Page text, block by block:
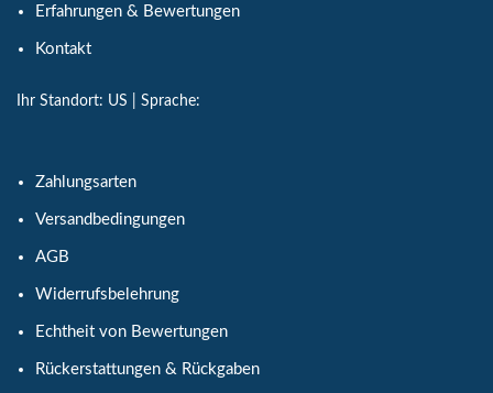
Erfahrungen & Bewertungen
Kontakt
Ihr Standort: US | Sprache:
Zahlungsarten
Versandbedingungen
AGB
Widerrufsbelehrung
Echtheit von Bewertungen
Rückerstattungen & Rückgaben